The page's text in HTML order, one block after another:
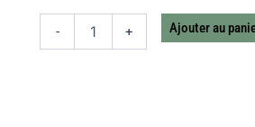
- + Ajouter au